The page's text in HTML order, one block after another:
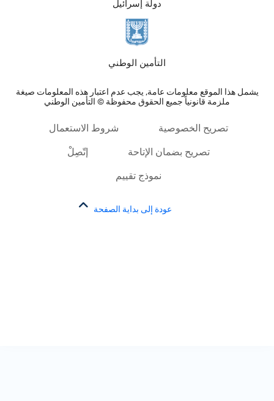
دولة إسرائيل
التأمين الوطني
يشمل هذا الموقع معلومات عامة, يجب عدم اعتبار هذه المعلومات صيغة
ملزمة قانونياً جميع الحقوق محفوظة © التأمين الوطني
تصريح الخصوصية شروط الاستعمال
تصريح بضمان الإتاحة إتّصِلْ
نموذج تقييم
عودة إلى بداية الصفحة